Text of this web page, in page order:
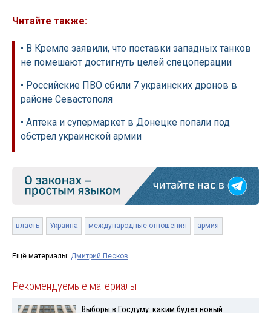
Читайте также:
• В Кремле заявили, что поставки западных танков
не помешают достигнуть целей спецоперации
• Российские ПВО сбили 7 украинских дронов в
районе Севастополя
• Аптека и супермаркет в Донецке попали под
обстрел украинской армии
власть Украина международные отношения армия
Ещё материалы: Дмитрий Песков
Рекомендуемые материалы
Выборы в Госдуму: каким будет новый